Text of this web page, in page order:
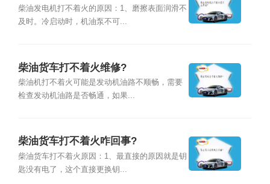
柴油发电机打不着火的原因：1、磨擦表面润滑不
及时。冷启动时，机油泵不可...
柴油货车打不着火维修?
柴油机打不着火可能是发动机油路不顺畅，需要
检查发动机油路是否畅通，如果...
柴油货车打不着火咋回事?
柴油货车打不着火原因：1、最直接的原因就是钥
匙没有电了，这个直接更换钥...